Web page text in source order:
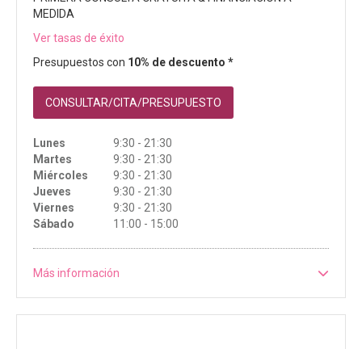
MEDIDA
Ver tasas de éxito
Presupuestos con 10% de descuento *
CONSULTAR/CITA/PRESUPUESTO
Lunes
9:30 - 21:30
Martes
9:30 - 21:30
Miércoles
9:30 - 21:30
Jueves
9:30 - 21:30
Viernes
9:30 - 21:30
Sábado
11:00 - 15:00
Más información